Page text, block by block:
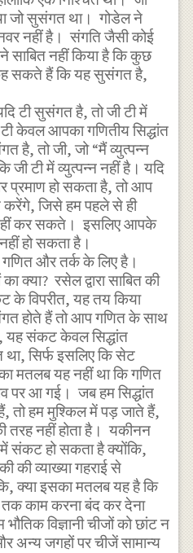
जो सुसंगत था। गोडेल ने
नहीं है। संगति जैसी कोई
नहीं किया है कि कुछ
सकते हैं कि यह सुसंगत है,
टी सुसंगत है, तो जी टी में
केवल आपका गणितीय सिद्धांत
है, तो जी, जो “मैं व्युत्पन्न
जी टी में व्युत्पन्न नहीं है। यदि
प्रमाण हो सकता है, तो आप
करेंगे, जिसे हम पहले से ही
कर सकते। इसलिए आपके
हो सकता है।
गणित और तर्क के लिए है।
क्या? रसेल द्वारा साबित की
के विपरीत, यह तय किया
होते हैं तो आप गणित के साथ
यह संकट केवल सिद्धांत
था, सिर्फ इसलिए कि सेट
मतलब यह नहीं था कि गणित
पर आ गई। जब हम सिद्धांत
तो हम मुश्किल में पड़ जाते हैं,
तरह नहीं होता है। यकीनन
संकट हो सकता है क्योंकि,
की व्याख्या गहराई से
क्या इसका मतलब यह है कि
तक काम करना बंद कर देना
विज्ञानी चीजों को छांट न
अन्य जगहों पर चीजें सामान्य